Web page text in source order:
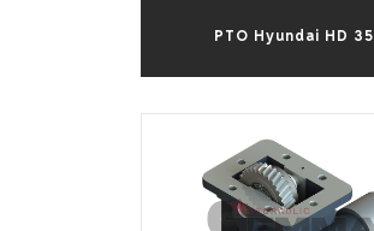
İletişim
PTO Hyundai HD 35